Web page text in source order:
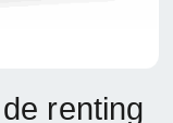
renting